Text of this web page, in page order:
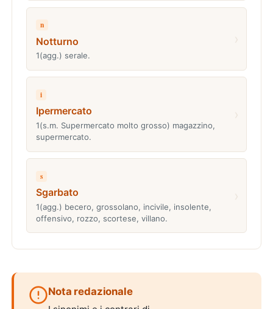
n
Notturno
1(agg.) serale.
i
Ipermercato
1(s.m. Supermercato molto grosso) magazzino,
supermercato.
s
Sgarbato
1(agg.) becero, grossolano, incivile, insolente,
offensivo, rozzo, scortese, villano.
Nota redazionale